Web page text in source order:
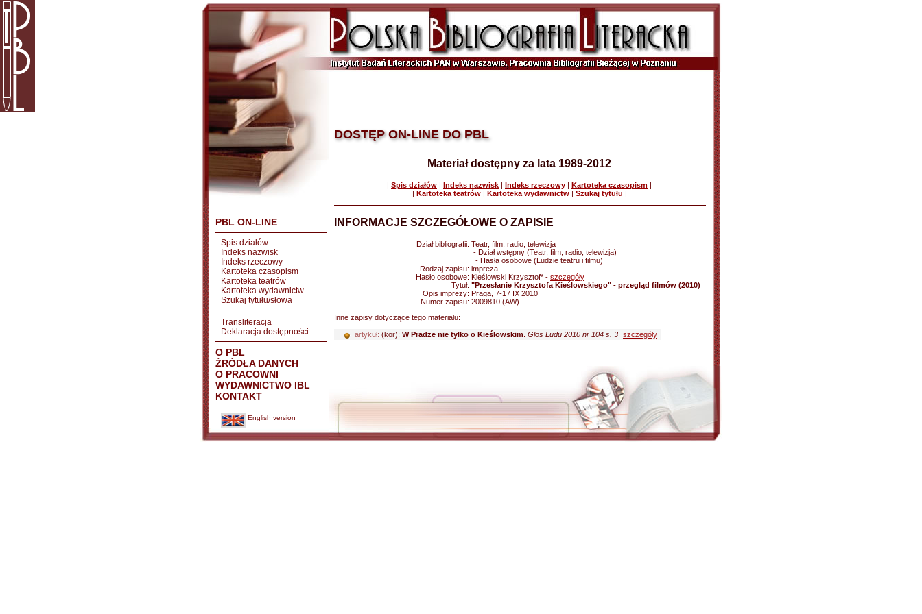
PBL ON-LINE
Spis działów
Indeks nazwisk
Indeks rzeczowy
Kartoteka czasopism
Kartoteka teatrów
Kartoteka wydawnictw
Szukaj tytułu/słowa
Transliteracja
Deklaracja dostępności
O PBL
ŹRÓDŁA DANYCH
O PRACOWNI
WYDAWNICTWO IBL
KONTAKT
English version
DOSTĘP ON-LINE DO PBL
Materiał dostępny za lata 1989-2012
| Spis działów | Indeks nazwisk | Indeks rzeczowy | Kartoteka czasopism |
| Kartoteka teatrów| Kartoteka wydawnictw| Szukaj tytułu |
INFORMACJE SZCZEGÓŁOWE O ZAPISIE
Dział bibliografii: Teatr, film, radio, telewizja
- Dział wstępny (Teatr, film, radio, telewizja)
- Hasła osobowe (Ludzie teatru i filmu)
Rodzaj zapisu: impreza.
Hasło osobowe: Kieślowski Krzysztof* - szczegóły
Tytuł: "Przesłanie Krzysztofa Kieślowskiego" - przegląd filmów (2010)
Opis imprezy: Praga, 7-17 IX 2010
Numer zapisu: 2009810 (AW)
Inne zapisy dotyczące tego materiału:
artykuł: (kor): W Pradze nie tylko o Kieślowskim Głos Ludu 2010 nr 104 s. 3 szczegóły